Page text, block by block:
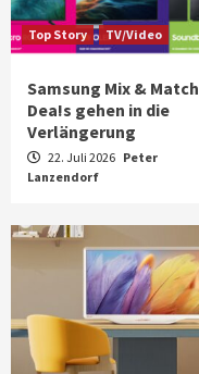
Top Story TV/Video
Samsung Mix & Match
Dea!s gehen in die
Verlängerung
22. Juli 2026 Peter
Lanzendorf